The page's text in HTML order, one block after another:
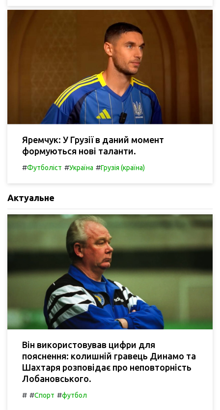
Яремчук: У Грузії в даний момент
формуються нові таланти.
#Футболіст #Україна #Грузія (країна)
Актуальне
Він використовував цифри для
пояснення: колишній гравець Динамо та
Шахтаря розповідає про неповторність
Лобановського.
# #Спорт #футбол